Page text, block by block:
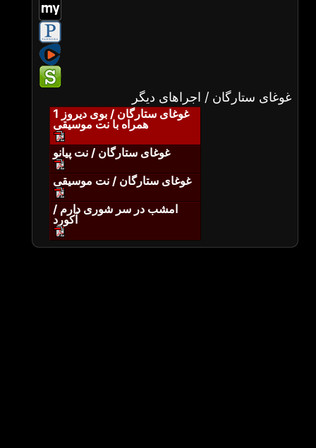
غوغای ستارگان / اجراهای دیگر
غوغای ستارگان / بوی دیروز 1
همراه با نت موسیقی
غوغای ستارگان / نت پیانو
غوغای ستارگان / نت موسیقی
امشب در سر شوری دارم /
آکورد